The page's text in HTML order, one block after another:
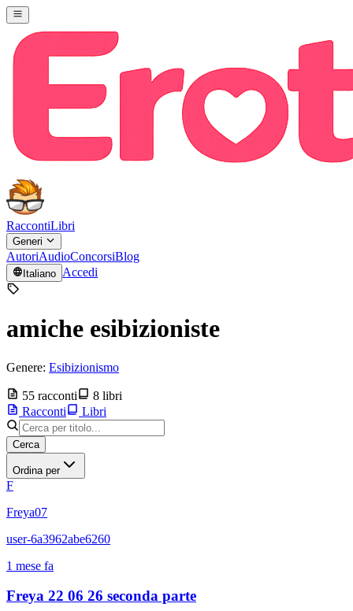
RaccontiLibri
Generi
AutoriAudioConcorsiBlog
Italiano Accedi
amiche esibizioniste
Genere: Esibizionismo
55 racconti
8 libri
Racconti
Libri
Cerca
Ordina per
F
Freya07
user-6a3962abe6260
1 mese fa
Freya 22 06 26 seconda parte